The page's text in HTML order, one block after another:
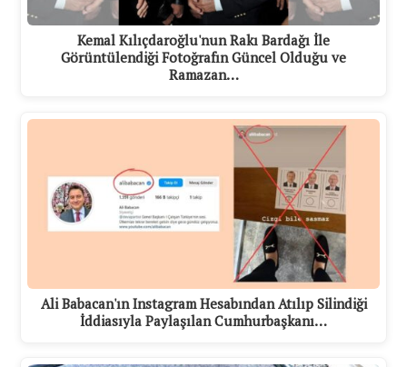
Kemal Kılıçdaroğlu'nun Rakı Bardağı İle
Görüntülendiği Fotoğrafın Güncel Olduğu ve
Ramazan…
Ali Babacan'ın Instagram Hesabından Atılıp Silindiği
İddiasıyla Paylaşılan Cumhurbaşkanı…